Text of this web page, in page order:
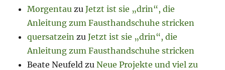
Morgentau zuJetzt ist sie „drin“, die
Anleitung zum Fausthandschuhe stricken
quersatzein zuJetzt ist sie „drin“, die
Anleitung zum Fausthandschuhe stricken
Beate Neufeld zuNeue Projekte und viel zu